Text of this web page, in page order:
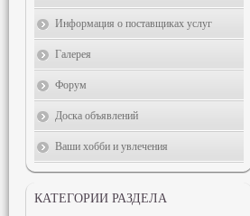
Информация о поставщиках услуг
Галерея
Форум
Доска объявлений
Ваши хобби и увлечения
КАТЕГОРИИ РАЗДЕЛА